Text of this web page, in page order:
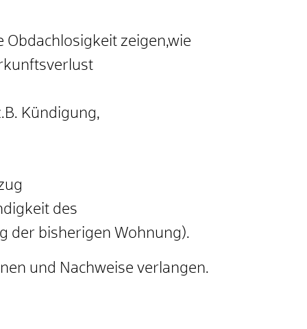
zeigen,wie
Kündigung,
des
der bisherigen Wohnung).
und Nachweise verlangen.